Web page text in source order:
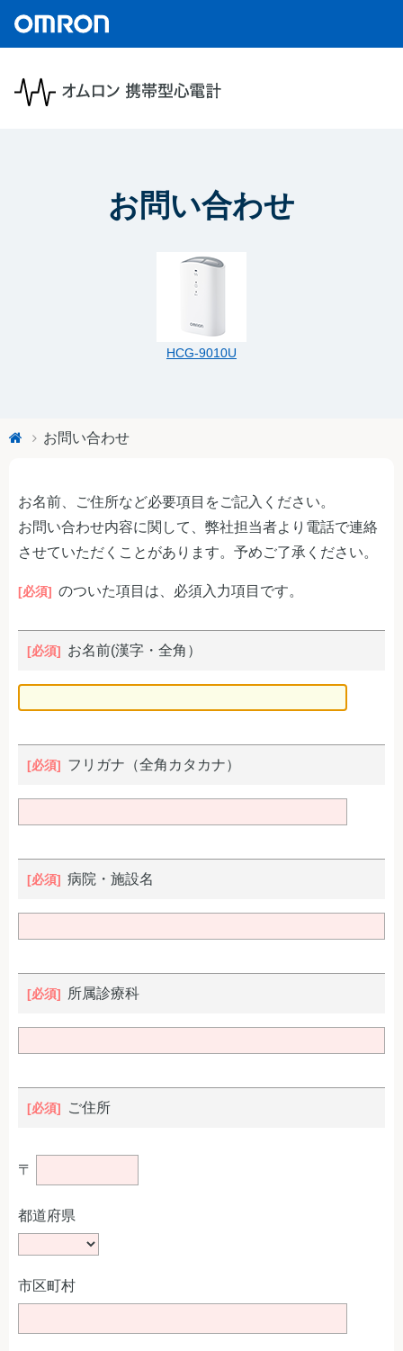
お問い合わせ
HCG-9010U
お問い合わせ
お名前、ご住所など必要項目をご記入ください。
お問い合わせ内容に関して、弊社担当者より電話で連絡
させていただくことがあります。予めご了承ください。
[必須] のついた項目は、必須入力項目です。
お名前(漢字・全角）
フリガナ（全角カタカナ）
病院・施設名
所属診療科
ご住所
〒
都道府県
市区町村